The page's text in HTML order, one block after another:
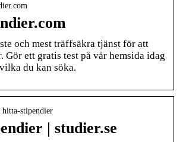
och mest träffsäkra tjänst för att
Gör ett gratis test på vår hemsida idag
du kan söka.
hitta-stipendier
| studier.se